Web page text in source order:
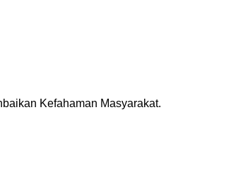
Kefahaman Masyarakat.